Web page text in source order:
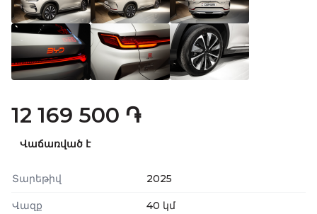
12 169 500 ֏
Վաճառված է
Տարեթիվ 2025
Վազք 40 կմ